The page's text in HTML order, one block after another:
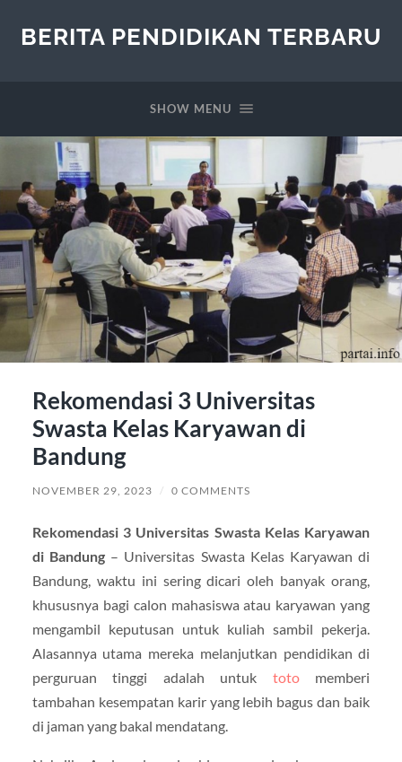
BERITA PENDIDIKAN TERBARU
SHOW MENU
Rekomendasi 3 Universitas
Swasta Kelas Karyawan di
Bandung
NOVEMBER 29, 2023 / 0 COMMENTS
Rekomendasi 3 Universitas Swasta Kelas Karyawan
di Bandung – Universitas Swasta Kelas Karyawan di
Bandung, waktu ini sering dicari oleh banyak orang,
khususnya bagi calon mahasiswa atau karyawan yang
mengambil keputusan untuk kuliah sambil pekerja.
Alasannya utama mereka melanjutkan pendidikan di
perguruan tinggi adalah untuk totomemberi
tambahan kesempatan karir yang lebih bagus dan baik
di jaman yang bakal mendatang.